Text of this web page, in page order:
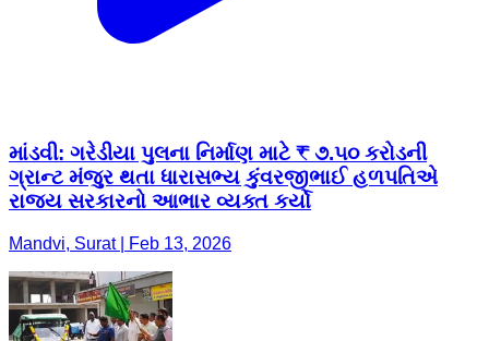
માંડવી: ગરેડીયા પુલના નિર્માણ માટે ₹ ૭.૫૦ કરોડની
ગ્રાન્ટ મંજુર થતા ધારાસભ્ય કુંવરજીભાઈ હળપતિએ
રાજ્ય સરકારનો આભાર વ્યક્ત કર્યો
Mandvi, Surat | Feb 13, 2026